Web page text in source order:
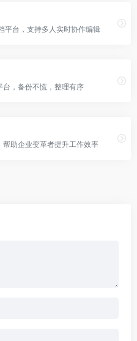
平台，支持多人实时协作编辑
，备份不慌，整理有序
助企业变革者提升工作效率